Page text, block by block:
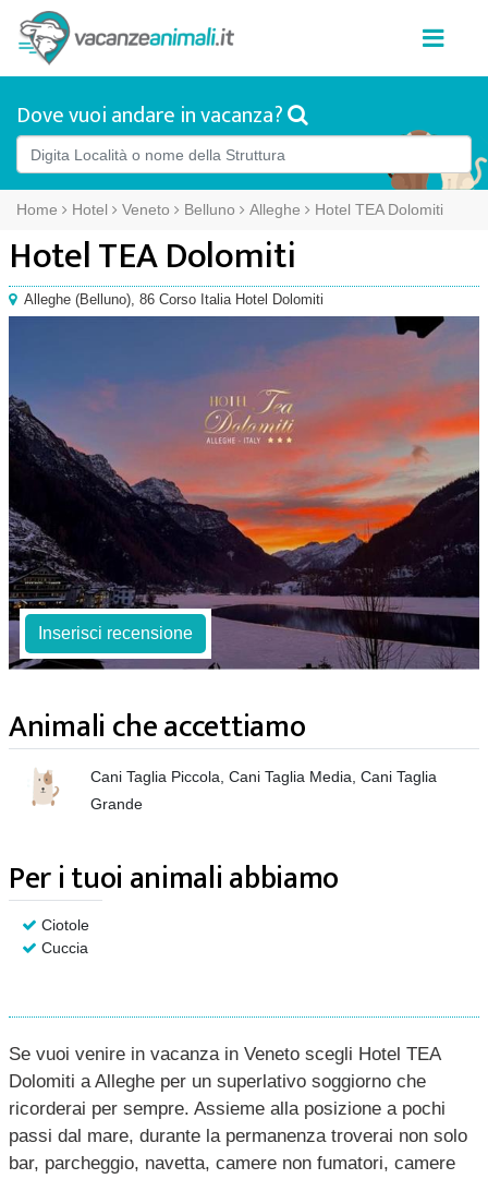
Dove vuoi andare in vacanza?
Home Hotel Veneto Belluno Alleghe Hotel TEA Dolomiti
Hotel TEA Dolomiti
Alleghe (Belluno), 86 Corso Italia Hotel Dolomiti
Inserisci recensione
Animali che accettiamo
Cani Taglia Piccola, Cani Taglia Media, Cani Taglia
Grande
Per i tuoi animali abbiamo
Ciotole
Cuccia
Se vuoi venire in vacanza in Veneto scegli Hotel TEA
Dolomiti a Alleghe per un superlativo soggiorno che
ricorderai per sempre. Assieme alla posizione a pochi
passi dal mare, durante la permanenza troverai non solo
bar, parcheggio, navetta, camere non fumatori, camere